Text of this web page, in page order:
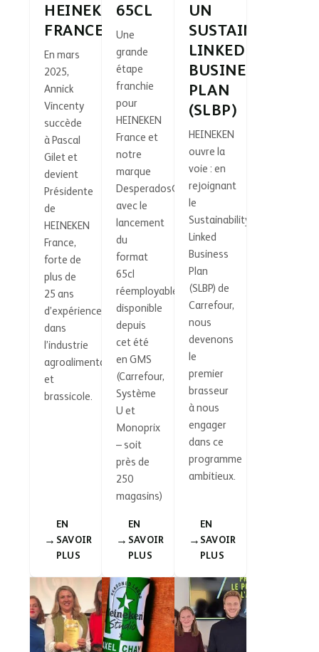
HEINEKEN
FRANCE
En mars
2025,
Annick
Vincenty
succède
à Pascal
Gilet et
devient
Présidente
de
HEINEKEN
France,
forte de
plus de
25 ans
d’expérience
dans
l’industrie
agroalimentaire
et
brassicole.
EN
SAVOIR
PLUS
65CL
Une
grande
étape
franchie
pour
HEINEKEN
France et
notre
marque
Desperados®
avec le
lancement
du
format
65cl
réemployable
disponible
depuis
cet été
en GMS
(Carrefour,
Système
U et
Monoprix
– soit
près de
250
magasins)
EN
SAVOIR
PLUS
UN
SUSTAINABILITY
LINKED
BUSINESS
PLAN
(SLBP)
HEINEKEN
ouvre la
voie : en
rejoignant
le
Sustainability
Linked
Business
Plan
(SLBP) de
Carrefour,
nous
devenons
le
premier
brasseur
à nous
engager
dans ce
programme
ambitieux.
EN
SAVOIR
PLUS